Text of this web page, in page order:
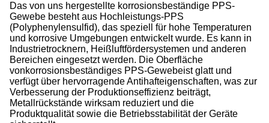
Das von uns hergestellte korrosionsbeständige PPS-
Gewebe besteht aus Hochleistungs-PPS
(Polyphenylensulfid), das speziell für hohe Temperaturen
und korrosive Umgebungen entwickelt wurde. Es kann in
Industrietrocknern, Heißluftfördersystemen und anderen
Bereichen eingesetzt werden. Die Oberfläche
vonkorrosionsbeständiges PPS-Gewebeist glatt und
verfügt über hervorragende Antihafteigenschaften, was zur
Verbesserung der Produktionseffizienz beiträgt,
Metallrückstände wirksam reduziert und die
Produktqualität sowie die Betriebsstabilität der Geräte